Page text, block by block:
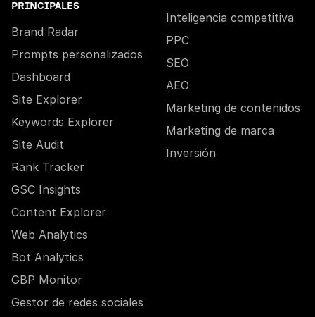
PRINCIPALES
Brand Radar
Prompts personalizados
Dashboard
Site Explorer
Keywords Explorer
Site Audit
Rank Tracker
GSC Insights
Content Explorer
Web Analytics
Bot Analytics
GBP Monitor
Gestor de redes sociales
Inteligencia competitiva
PPC
SEO
AEO
Marketing de contenidos
Marketing de marca
Inversión